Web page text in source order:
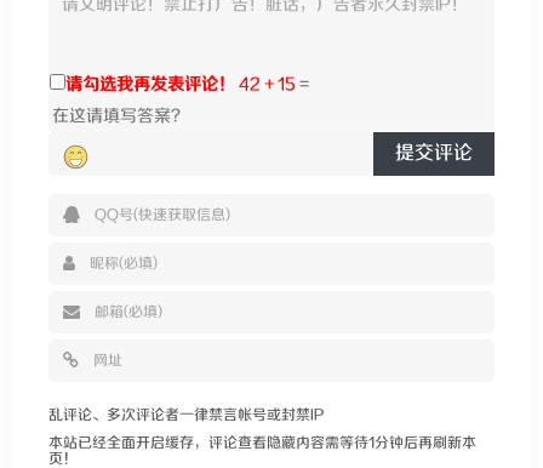
请勾选我再发表评论！ 42 + 15 =
提交评论
乱评论、多次评论者一律禁言帐号或封禁IP
本站已经全面开启缓存，评论查看隐藏内容需等待1分钟后再刷新本
页！